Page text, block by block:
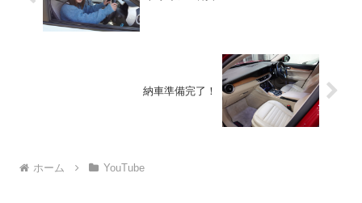
納車準備完了！
ホーム YouTube